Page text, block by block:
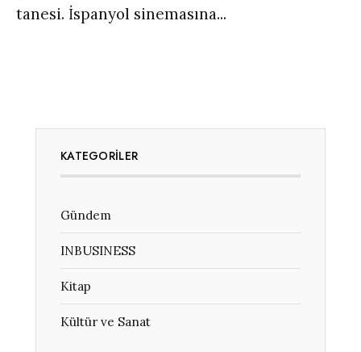
tanesi. İspanyol sinemasına...
KATEGORILER
Gündem
INBUSINESS
Kitap
Kültür ve Sanat